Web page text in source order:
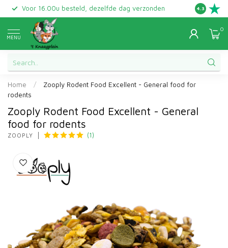
Voor 16.00u besteld, dezelfde dag verzonden Gratis
4.3
MENU
0
Home /
Zooply Rodent Food Excellent - General food for
rodents
Zooply Rodent Food Excellent - General
food for rodents
ZOOPLY (1)